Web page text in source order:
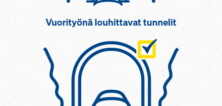
Vuorityönä louhittavat tunnelit